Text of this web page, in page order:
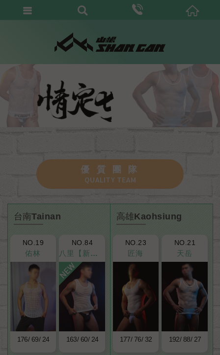
優質團隊
QUALITY TEAM
台南Tainan
NO.19
佑林
176 69 24
NO.84
八里【新人上線】
163 60 24
高雄Kaohsiung
NO.23
匠海
177 76 32
NO.21
天岳
192 88 27